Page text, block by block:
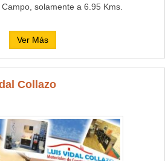
solamente a 6.95 Kms.
Ver Más
Collazo